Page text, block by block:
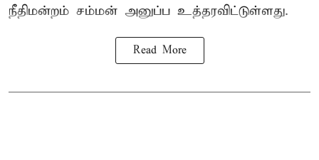
நீதிமன்றம் சம்மன் அனுப்ப உத்தரவிட்டுள்ளது.
Read More